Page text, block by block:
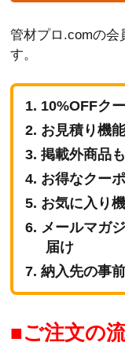
管材プロ.comの会
す。
10%OFFク
お見積り機
掲載外商品
お得なクー
お気に入り
メールマガ
届け
納入先の事
ご注文の